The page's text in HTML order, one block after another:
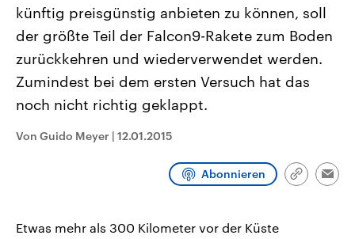
Landtagswahl Sachsen-Anhalt
2026
Alle Informationen
Sachsen-Anhalt wählt am 6.
September 2026 einen neuen
Bundesland von einer Koalition aus
Umfragen, Prognosen,
und Hintergründe zu den Parteien
und Kandidaten der anstehenden
Aktuelle Beiträge,
Hintergründe
Wirtschaftlich und
gehören die Vereinigten
mit großem Einfluss auf
Sendungen Programm
künftig preisgünstig anbieten zu können, soll
der größte Teil der Falcon9-Rakete zum Boden
zurückkehren und wiederverwendet werden.
Zumindest bei dem ersten Versuch hat das
noch nicht richtig geklappt.
Von Guido Meyer | 12.01.2015
Abonnieren
Link
Etwas mehr als 300 Kilometer vor der Küste